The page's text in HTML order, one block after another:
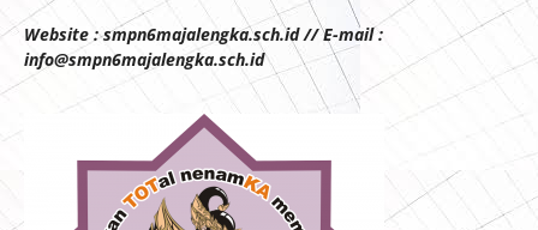
Website : smpn6majalengka.sch.id // E-mail :
info@smpn6majalengka.sch.id